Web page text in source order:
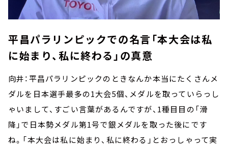
平昌パラリンピックでの名言「本大会は私
に始まり、私に終わる」の真意
向井：平昌パラリンピックのときなんか本当にたくさんメ
ダルを日本選手最多の1大会5個、メダルを取っていらっし
ゃいまして、すごい言葉があるんですが、1種目目の「滑
降」で日本勢メダル第1号で銀メダルを取った後にです
ね。「本大会は私に始まり、私に終わる」とおっしゃって実